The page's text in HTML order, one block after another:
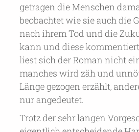
getragen die Menschen
beobachtet wie sie auch die
nach ihrem Tod und die
kann und diese
liest sich der Roman nicht
manches wird zäh und
Länge gezogen erzählt,
nur angedeutet.
Trotz der sehr langen